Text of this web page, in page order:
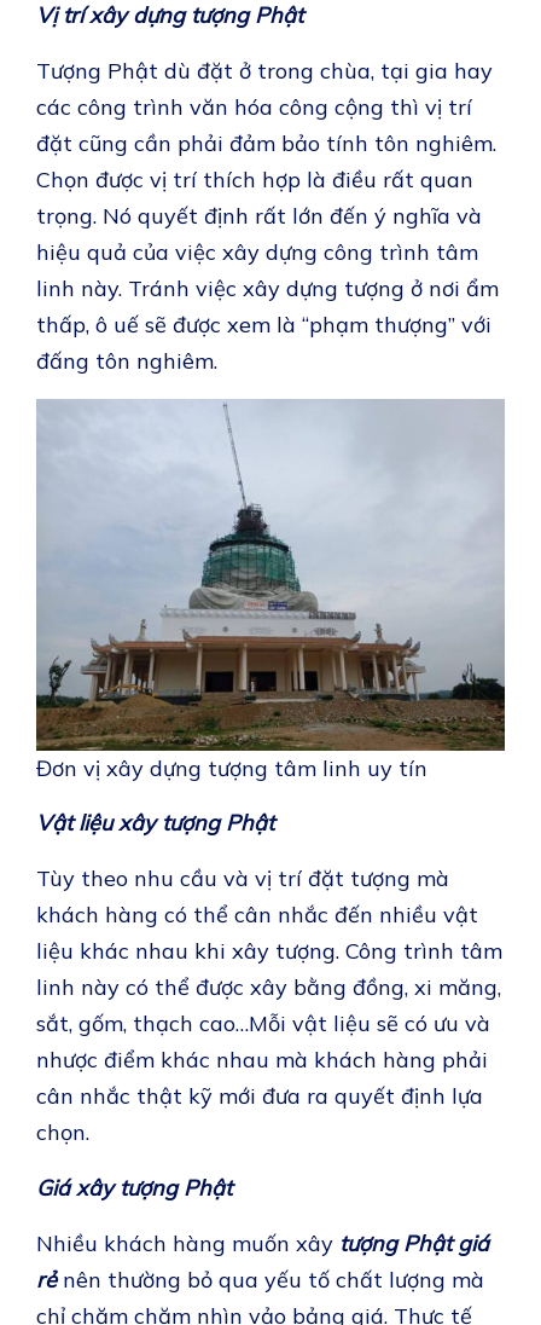
Vị trí xây dựng tượng Phật
Tượng Phật dù đặt ở trong chùa, tại gia hay
các công trình văn hóa công cộng thì vị trí
đặt cũng cần phải đảm bảo tính tôn nghiêm.
Chọn được vị trí thích hợp là điều rất quan
trọng. Nó quyết định rất lớn đến ý nghĩa và
hiệu quả của việc xây dựng công trình tâm
linh này. Tránh việc xây dựng tượng ở nơi ẩm
thấp, ô uế sẽ được xem là “phạm thượng” với
đấng tôn nghiêm.
Đơn vị xây dựng tượng tâm linh uy tín
Vật liệu xây tượng Phật
Tùy theo nhu cầu và vị trí đặt tượng mà
khách hàng có thể cân nhắc đến nhiều vật
liệu khác nhau khi xây tượng. Công trình tâm
linh này có thể được xây bằng đồng, xi măng,
sắt, gốm, thạch cao…Mỗi vật liệu sẽ có ưu và
nhược điểm khác nhau mà khách hàng phải
cân nhắc thật kỹ mới đưa ra quyết định lựa
chọn.
Giá xây tượng Phật
Nhiều khách hàng muốn xây tượng Phật giá
rẻnên thường bỏ qua yếu tố chất lượng mà
chỉ chăm chăm nhìn vảo bảng giá. Thực tế